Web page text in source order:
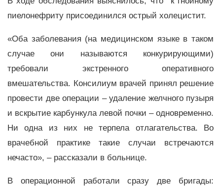
пиелонефриту присоединился острый холецистит.
«Оба заболевания (на медицинском языке в таком
случае они называются конкурирующими)
требовали экстренного оперативного
вмешательства. Консилиум врачей принял решение
провести две операции – удаление желчного пузыря
и вскрытие карбункула левой почки – одновременно.
Ни одна из них не терпела отлагательства. Во
врачебной практике такие случаи встречаются
нечасто», – рассказали в больнице.
В операционной работали сразу две бригады: